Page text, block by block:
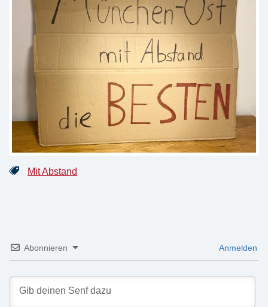
Mit Abstand
Abonnieren Anmelden